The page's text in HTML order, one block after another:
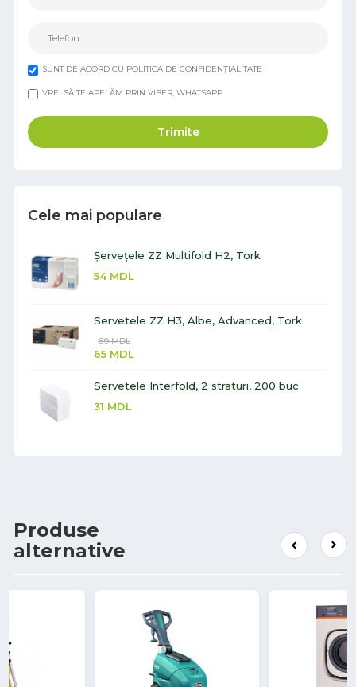
SUNT DE ACORD CU POLITICA DE CONFIDENȚIALITATE
VREI SĂ TE APELĂM PRIN VIBER, WHATSAPP
Trimite
Cele mai populare
Șervețele ZZ Multifold H2, Tork
54 MDL
Servetele ZZ H3, Albe, Advanced, Tork
69MDL
65 MDL
Servetele Interfold, 2 straturi, 200 buc
31 MDL
Produse
alternative